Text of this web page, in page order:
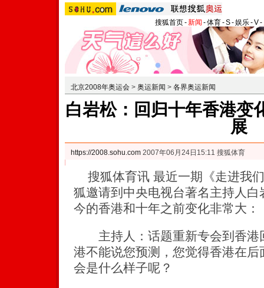
搜狐首页-新闻 -体育-S-娱乐-V-
北京2008年奥运会 > 奥运新闻 > 各界奥运新闻
白岩松：回归十年香港变
展
https://2008.sohu.com 2007年06月24日15:11 搜狐体育
搜狐体育讯 最近一期《走进我
狐邀请到中央电视台著名主持人
今的香港和十年之前变化非常大：
主持人：话题重新专会到香港
港不能说您预测，您觉得香港在
会是什么样子呢？